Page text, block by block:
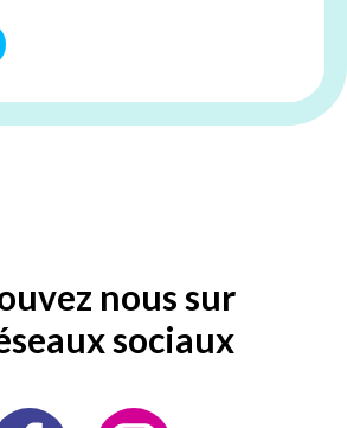
nous sur
sociaux